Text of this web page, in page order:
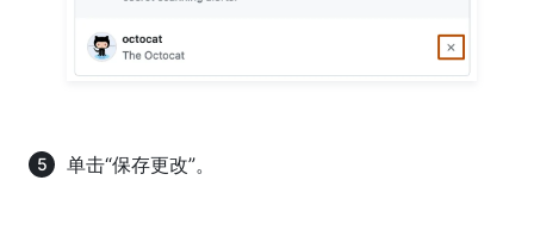
单击“保存更改”。